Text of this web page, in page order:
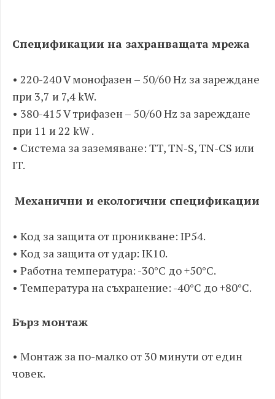
Спецификации на захранващата мрежа
• 220-240 V монофазен – 50/60 Hz за зареждане
при 3,7 и 7,4 kW.
• 380-415 V трифазен – 50/60 Hz за зареждане
при 11 и 22 kW .
• Система за заземяване: TT, TN-S, TN-CS или
IT.
Механични и екологични спецификации
• Код за защита от проникване: IP54.
• Код за защита от удар: IK10.
• Работна температура: -30°C до +50°C.
• Температура на съхранение: -40°C до +80°C.
Бърз монтаж
• Монтаж за по-малко от 30 минути от един
човек.